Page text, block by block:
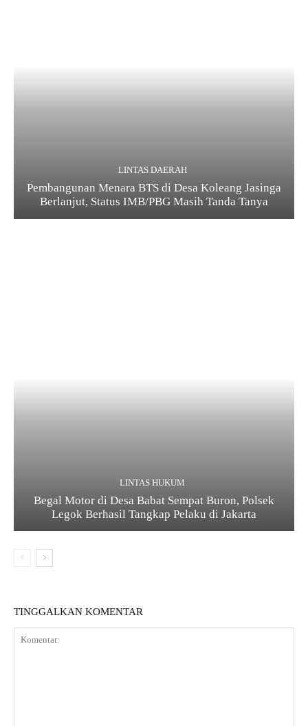
LINTAS DAERAH
Pembangunan Menara BTS di Desa Koleang Jasinga
Berlanjut, Status IMB/PBG Masih Tanda Tanya
LINTAS HUKUM
Begal Motor di Desa Babat Sempat Buron, Polsek
Legok Berhasil Tangkap Pelaku di Jakarta
TINGGALKAN KOMENTAR